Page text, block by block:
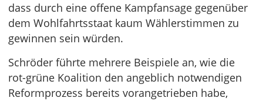
dass durch eine offene Kampfansage gegenüber
dem Wohlfahrtsstaat kaum Wählerstimmen zu
gewinnen sein würden.
Schröder führte mehrere Beispiele an, wie die
rot-grüne Koalition den angeblich notwendigen
Reformprozess bereits vorangetrieben habe,